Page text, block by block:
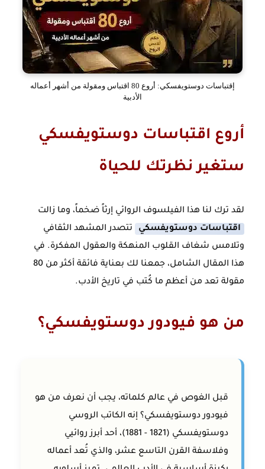
إقتباسات دوستويفسكي: أروع 80 اقتباس ومقولة من أشهر أعماله
الأدبية
أروع اقتباسات دوستويفسكي
ستغير نظرتك للحياة
لقد ترك لنا هذا الفيلسوف الروائي إرثاً ضخماً، وما زالت
اقتباسات دوستويفسكي
تتصدر المشهد الثقافي
وتلامس شغاف القلوب المنهكة والعقول المفكرة. في
هذا المقال الشامل، جمعنا لك بعناية فائقة أكثر من 80
مقولة تعد من أعظم ما كُتب في تاريخ الأدب.
من هو فيودور دوستويفسكي؟
قبل الغوص في عالم كلماته، يجب أن نعرف من هو
فيودور دوستويفسكي؟ إنه الكاتب الروسي
دوستويفسكي (1821 - 1881)، أحد أبرز روائيي
وفلاسفة القرن التاسع عشر، والذي تُعد أعماله